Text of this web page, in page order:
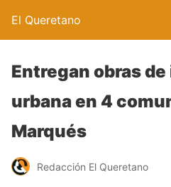
El Queretano
Entregan obras
urbana en 4
Marqués
Redacción El Queretano